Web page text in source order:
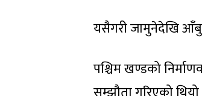
यसैगरी जामुनेदेखि
पश्चिम खण्डको